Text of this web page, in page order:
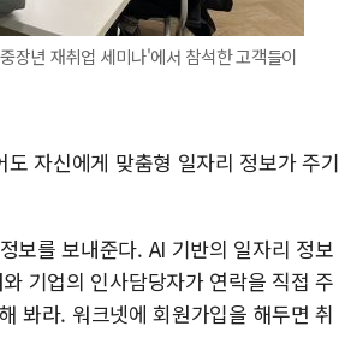
장년 재취업 세미나'에서 참석한 고객들이
자신에게 맞춤형 일자리 정보가 주기
보를 보내준다. AI 기반의 일자리 정보
기업의 인사담당자가 연락을 직접 주
봐라. 워크넷에 회원가입을 해두면 취